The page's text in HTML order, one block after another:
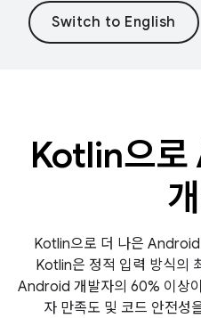
Kotlin으
Kotlin으로 더 나은
Kotlin은 정적 입력 방식의
Android 개발자의 60% 이상
자 만족도 및 코드 안전성